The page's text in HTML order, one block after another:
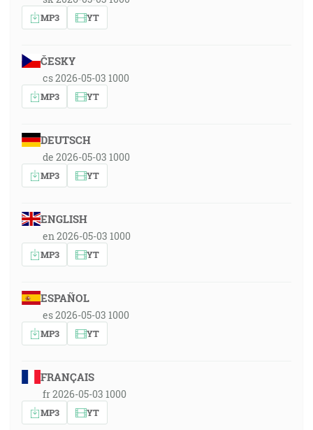
MP3 YT
ČESKY
cs 2026-05-03 1000
MP3 YT
DEUTSCH
de 2026-05-03 1000
MP3 YT
ENGLISH
en 2026-05-03 1000
MP3 YT
ESPAÑOL
es 2026-05-03 1000
MP3 YT
FRANÇAIS
fr 2026-05-03 1000
MP3 YT